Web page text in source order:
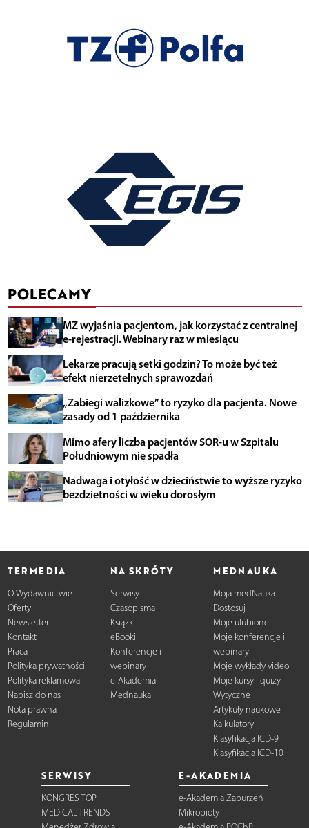
POLECAMY
MZ wyjaśnia pacjentom, jak korzystać z centralnej
e-rejestracji. Webinary raz w miesiącu
Lekarze pracują setki godzin? To może być też
efekt nierzetelnych sprawozdań
„Zabiegi walizkowe” to ryzyko dla pacjenta. Nowe
zasady od 1 października
Mimo afery liczba pacjentów SOR-u w Szpitalu
Południowym nie spadła
Nadwaga i otyłość w dzieciństwie to wyższe ryzyko
bezdzietności w wieku dorosłym
TERMEDIA
O Wydawnictwie
Oferty
Newsletter
Kontakt
Praca
Polityka prywatności
Polityka reklamowa
Napisz do nas
Nota prawna
Regulamin
NA SKRÓTY
Serwisy
Czasopisma
Książki
eBooki
Konferencje i
webinary
e-Akademia
Mednauka
MEDNAUKA
Moja medNauka
Dostosuj
Moje ulubione
Moje konferencje i
webinary
Moje wykłady video
Moje kursy i quizy
Wytyczne
Artykuły naukowe
Kalkulatory
Klasyfikacja ICD-9
Klasyfikacja ICD-10
SERWISY
KONGRES TOP
MEDICAL TRENDS
E-AKADEMIA
e-Akademia Zaburzeń
Mikrobioty